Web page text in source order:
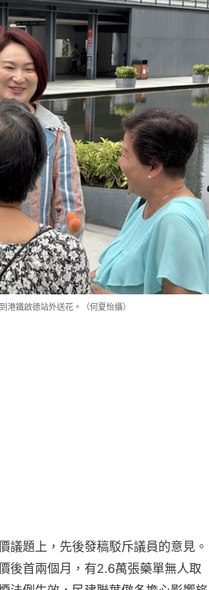
鐵啟德站外送花。（何夏怡攝）
議題上，先後發稿駁斥議員的意見。
後首兩個月，有2.6萬張藥單無人取